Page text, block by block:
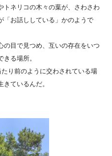
トネリコの木々の葉が、さわさわ
「お話ししている」かのようで
の目で見つめ、互いの存在をいつ
る場所。
り前のように交わされている場
ているんだ。